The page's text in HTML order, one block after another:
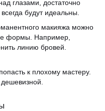
глазами, достаточно
будут идеальны.
макияжа можно
формы. Например,
линию бровей.
к плохому мастеру.